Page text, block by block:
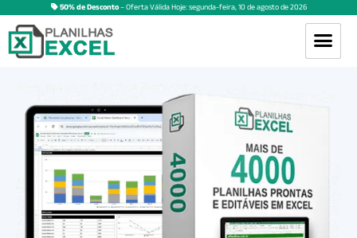
50% de Desconto– Oferta Válida Hoje:segunda-feira,10deagostode2026